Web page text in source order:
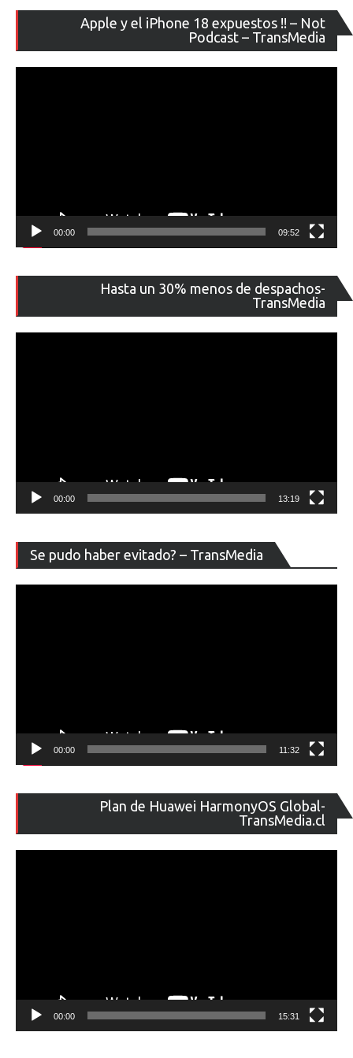
Apple y el iPhone 18 expuestos !! – Not
Podcast – TransMedia
de
00:00 09:52
Hasta un 30% menos de despachos-
TransMedia
de
00:00 13:19
Se pudo haber evitado? – TransMedia
de
00:00 11:32
Plan de Huawei HarmonyOS Global-
TransMedia.cl
de
00:00 15:31